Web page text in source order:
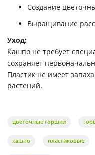
Создание
Выращивание
Уход:
Кашпо не требует
сохраняет
Пластик не имеет
растений.
цветочные горшки
кашпо пластиковые